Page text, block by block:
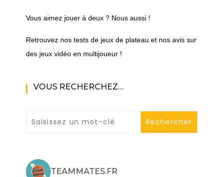
Vous aimez jouer à deux ? Nous aussi !
Retrouvez nos tests de jeux de plateau et nos avis sur
des jeux vidéo en multijoueur !
VOUS RECHERCHEZ…
TEAMMATES.FR